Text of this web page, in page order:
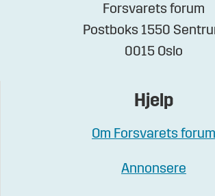
Forsvarets forum
Postboks 1550
0015 Oslo
Hjelp
Om Forsvarets forum
Annonsere